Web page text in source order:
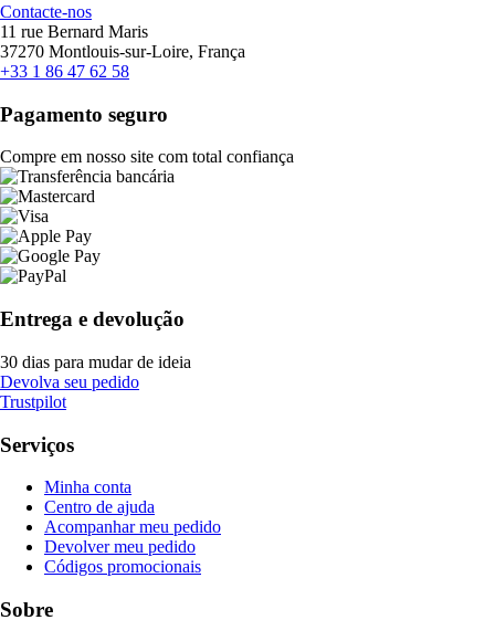
Contacte-nos
11 rue Bernard Maris
37270 Montlouis-sur-Loire, França
+33 1 86 47 62 58
Pagamento seguro
Compre em nosso site com total confiança
Entrega e devolução
30 dias para mudar de ideia
Devolva seu pedido
Trustpilot
Serviços
Minha conta
Centro de ajuda
Acompanhar meu pedido
Devolver meu pedido
Códigos promocionais
Sobre